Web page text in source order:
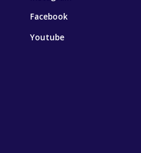
Facebook
Youtube